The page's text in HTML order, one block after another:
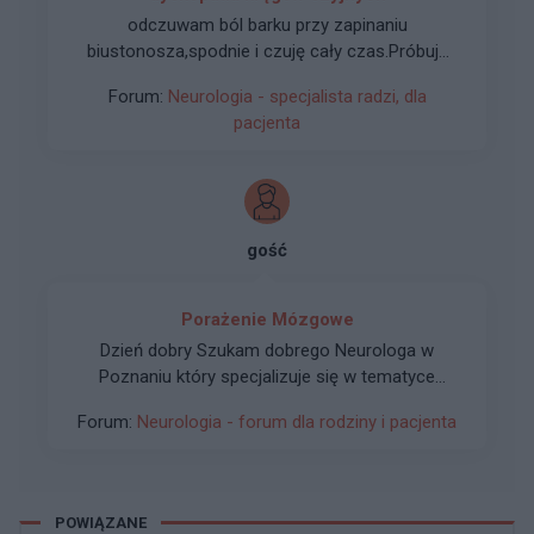
odczuwam ból barku przy zapinaniu
biustonosza,spodnie i czuję cały czas.Próbuję
znów poczułam lekki "odlot" i lęk - przez chwilę
nie moja głowa Bożena
Forum: Neurologia - specjalista radzi, dla
pacjenta
gość
Porażenie Mózgowe
Dzień dobry Szukam dobrego Neurologa w
Poznaniu który specjalizuje się w tematyce
za każdą informacje . Karol
Forum: Neurologia - forum dla rodziny i pacjenta
POWIĄZANE